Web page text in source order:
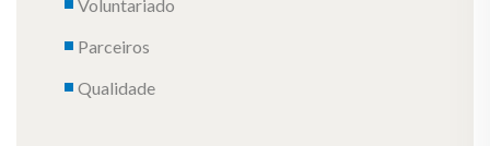
Voluntariado
Parceiros
Qualidade